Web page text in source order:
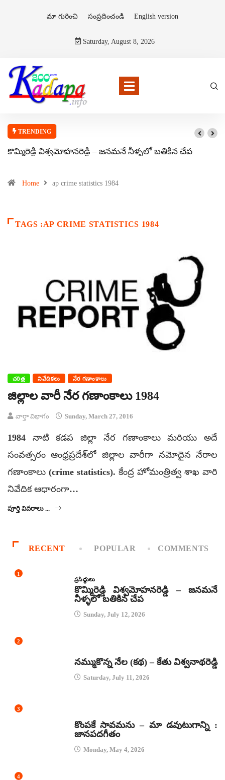
మా గురించి సంప్రదించండి English version
Saturday, August 8, 2026
TRENDING
కొమ్మిరెడ్డి విశ్వమోహనరెడ్డి – జనమనే నీళ్ళలో బతికిన చేప
Home ap crime statistics 1984
TAGS :AP CRIME STATISTICS 1984
చరిత్ర నివేదికలు నేర గణాంకాలు
జిల్లాల వారీ నేర గణాంకాలు 1984
వార్తా విభాగం Sunday, March 27, 2016
1984 నాటి కడప జిల్లా నేర గణాంకాలు మరియు అదే
సంవత్సరం ఆంధ్రప్రదేశ్‌లో జిల్లాల వారీగా నమోదైన నేరాల
గణాంకాలు (crime statistics). కేంద్ర హోమంత్రిత్వ శాఖ వారి
నివేదిక ఆధారంగా…
పూర్తి వివరాలు ...
RECENT POPULAR COMMENTS
1
ప్రసిద్ధులు
కొమ్మిరెడ్డి విశ్వమోహనరెడ్డి – జనమనే
నీళ్ళలో బతికిన చేప
Sunday, July 12, 2026
2
నమ్ముకొన్న నేల (కథ) – కేతు విశ్వనాథరెడ్డి
Saturday, July 11, 2026
3
కొంపకే సావమను – మా డవుటుగాన్ని :
జానపదగీతం
Monday, May 4, 2026
4